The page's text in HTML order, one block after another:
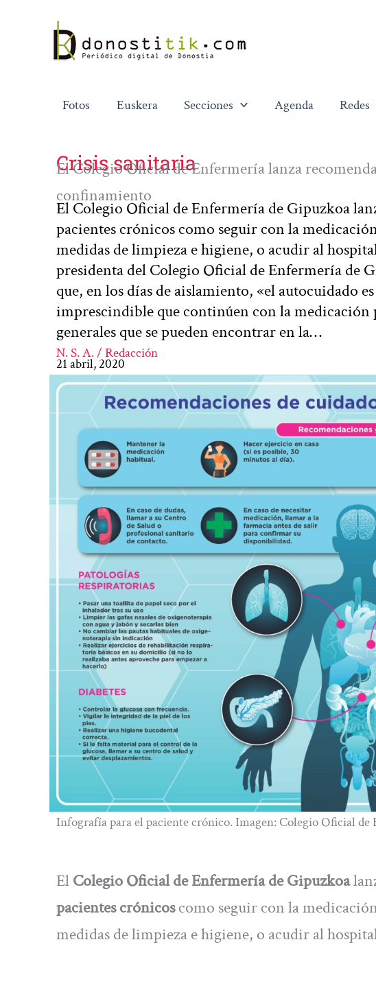
contenido
Fotos Euskera Secciones Agenda Redes
Crisis sanitaria
El Colegio Oficial de Enfermería lanza
confinamiento
El Colegio Oficial de Enfermería de Gipuzkoa
pacientes crónicos como seguir con la
medidas de limpieza e higiene, o acudir al
presidenta del Colegio Oficial de Enfermería de
que, en los días de aislamiento, «el autocuidado
imprescindible que continúen con la medicación
generales que se pueden encontrar en la…
N. S. A. / Redacción
21 abril, 2020
Infografía para el paciente crónico. Imagen: Colegio Oficial de
ElColegio Oficial de Enfermería de Gipuzkoa
pacientes crónicoscomo seguir con la
medidas de limpieza e higiene, o acudir al